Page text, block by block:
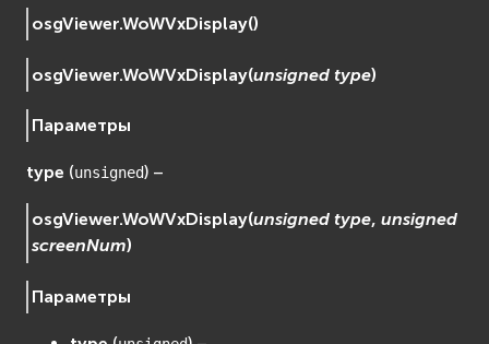
osgShadow
osgUtil
Фаиловая система (File System)
fs
Сеть (Network)
EVremoted
osgViewer.WoWVxDisplay()
osgViewer.WoWVxDisplay(unsigned type)
Параметры
type (unsigned) –
osgViewer.WoWVxDisplay(unsigned type,unsigned
screenNum)
Параметры